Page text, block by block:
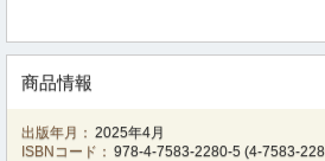
商品情報
出版年月： 2025年4月
ISBNコード： 978-4-7583-2280-5 (4-7583-